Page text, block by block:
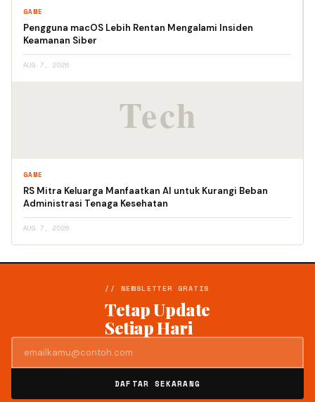
GAME
Pengguna macOS Lebih Rentan Mengalami Insiden
Keamanan Siber
AUG 7, 2026
GAME
RS Mitra Keluarga Manfaatkan AI untuk Kurangi Beban
Administrasi Tenaga Kesehatan
AUG 7, 2026
// NEWSLETTER GRATIS
Tetap Update
Setiap Hari
DAFTAR SEKARANG